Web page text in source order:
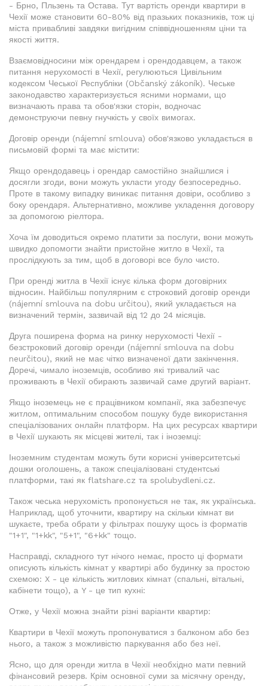
- Брно, Пльзень та Остава. Тут вартість оренди квартири в
Чехії може становити 60-80% від празьких показників, тож ці
міста привабливі завдяки вигідним співвідношенням ціни та
якості життя.
Взаємовідносини між орендарем і орендодавцем, а також
питання нерухомості в Чехії, регулюються Цивільним
кодексом Чеської Республіки (Občanský zákoník). Чеське
законодавство характеризується ясними нормами, що
визначають права та обов'язки сторін, водночас
демонструючи певну гнучкість у своїх вимогах.
Договір оренди (nájemní smlouva) обов'язково укладається в
письмовій формі та має містити:
Якщо орендодавець і орендар самостійно знайшлися і
досягли згоди, вони можуть укласти угоду безпосередньо.
Проте в такому випадку виникає питання довіри, особливо з
боку орендаря. Альтернативно, можливе укладення договору
за допомогою ріелтора.
Хоча їм доводиться окремо платити за послуги, вони можуть
швидко допомогти знайти пристойне житло в Чехії, та
прослідкують за тим, щоб в договорі все було чисто.
При оренді житла в Чехії існує кілька форм договірних
відносин. Найбільш популярним є строковий договір оренди
(nájemní smlouva na dobu určitou), який укладається на
визначений термін, зазвичай від 12 до 24 місяців.
Друга поширена форма на ринку нерухомості Чехії -
безстроковий договір оренди (nájemní smlouva na dobu
neurčitou), який не має чітко визначеної дати закінчення.
Доречі, чимало іноземців, особливо які тривалий час
проживають в Чехії обирають зазвичай саме другий варіант.
Якщо іноземець не є працівником компанії, яка забезпечує
житлом, оптимальним способом пошуку буде використання
спеціалізованих онлайн платформ. На цих ресурсах квартири
в Чехії шукають як місцеві жителі, так і іноземці:
Іноземним студентам можуть бути корисні університетські
дошки оголошень, а також спеціалізовані студентські
платформи, такі як flatshare.cz та spolubydleni.cz.
Також чеська нерухомість пропонується не так, як українська.
Наприклад, щоб уточнити, квартиру на скільки кімнат ви
шукаєте, треба обрати у фільтрах пошуку щось із форматів
"1+1", "1+kk", "5+1", "6+kk" тощо.
Насправді, складного тут нічого немає, просто ці формати
описують кількість кімнат у квартирі або будинку за простою
схемою: X - це кількість житлових кімнат (спальні, вітальні,
кабінети тощо), а Y - це тип кухні:
Отже, у Чехії можна знайти різні варіанти квартир:
Квартири в Чехії можуть пропонуватися з балконом або без
нього, а також з можливістю паркування або без неї.
Ясно, що для оренди житла в Чехії необхідно мати певний
фінансовий резерв. Крім основної суми за місячну оренду,